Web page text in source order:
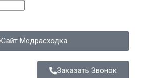
Сайт Медрасходка
Заказать Звонок